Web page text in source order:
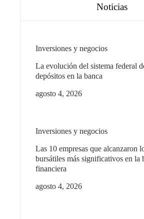
Noticias
Inversiones y negocios
La evolución del sistema federal
depósitos en la banca
agosto 4, 2026
Inversiones y negocios
Las 10 empresas que alcanzaron
bursátiles más significativos en la
financiera
agosto 4, 2026